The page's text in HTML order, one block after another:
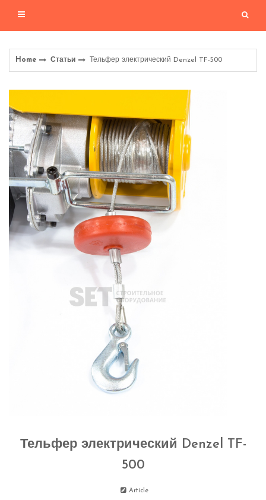
Home Статьи Тельфер электрический Denzel TF-500
Тельфер электрический Denzel TF-
500
Article